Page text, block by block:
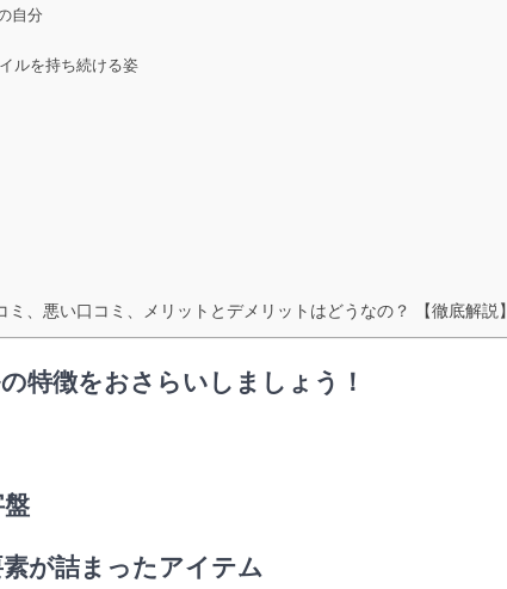
自分
ルを持ち続ける姿
、悪い口コミ、メリットとデメリットはどうなの？ 【徹底解説】
特徴をおさらいしましょう！
が詰まったアイテム